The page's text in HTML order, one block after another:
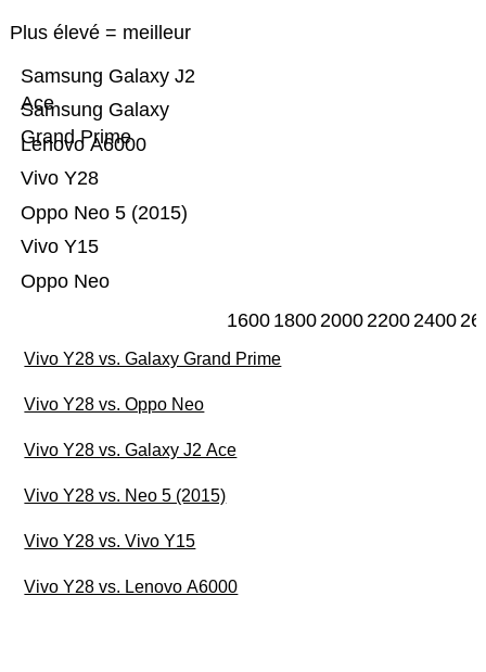
Plus élevé = meilleur
Oppo Neo
Vivo Y15
Oppo Neo 5 (2015)
Vivo Y28
Lenovo A6000
Samsung Galaxy
Grand Prime
Samsung Galaxy J2
Ace
1600 1800200022002400
Vivo Y28 vs. Galaxy Grand Prime
Vivo Y28 vs. Oppo Neo
Vivo Y28 vs. Galaxy J2 Ace
Vivo Y28 vs. Neo 5 (2015)
Vivo Y28 vs. Vivo Y15
Vivo Y28 vs. Lenovo A6000